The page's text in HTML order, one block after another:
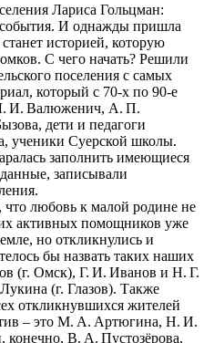
Лариса Гольцман:
И однажды пришла
историей, которую
С чего начать? Решили
поселения с самых
который с 70‑х по 90‑е
И. Валюженич, А. П.
дети и педагоги
ученики Суерской школы.
заполнить имеющиеся
записывали
что любовь к малой родине не
активных помощников уже
но откликнулись и
бы назвать таких наших
(г. Омск), Г. И. Иванов и Н. Г.
(г. Глазов). Также
откликнувшихся жителей
– это М. А. Артюгина, Н. И.
В. А. Пустозёрова,